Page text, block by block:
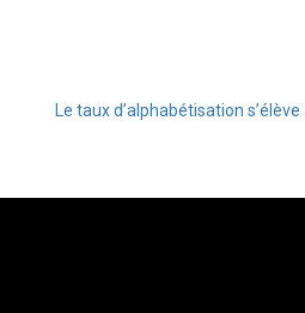
Le taux d’alphabétisation